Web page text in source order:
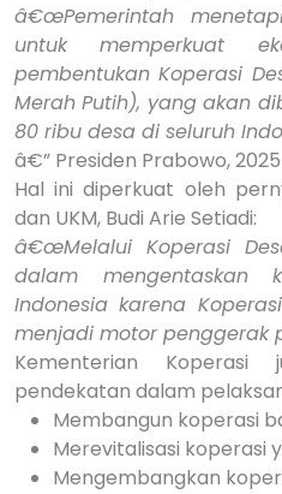
â€œPemerintah
untuk memperkuat
pembentukan Koperasi
Merah Putih), yang akan
80 ribu desa di seluruh
â€” Presiden Prabowo, 2025
Hal ini diperkuat oleh
dan UKM, Budi Arie Setiadi:
â€œMelalui Koperasi
dalam mengentaskan
Indonesia karena
menjadi motor penggerak
Kementerian Koperasi
pendekatan dalam
Membangun koperasi
Merevitalisasi koperasi
Mengembangkan